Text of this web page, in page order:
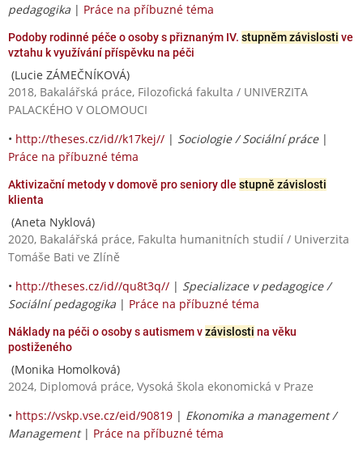
pedagogika | Práce na příbuzné téma
Podoby rodinné péče o osoby s přiznaným IV. stupněm závislosti ve
vztahu k využívání příspěvku na péči
(Lucie ZÁMEČNÍKOVÁ)
2018, Bakalářská práce, Filozofická fakulta / UNIVERZITA
PALACKÉHO V OLOMOUCI
• http://theses.cz/id//k17kej// | Sociologie / Sociální práce|
Práce na příbuzné téma
Aktivizační metody v domově pro seniory dle stupně závislosti
klienta
(Aneta Nyklová)
2020, Bakalářská práce, Fakulta humanitních studií / Univerzita
Tomáše Bati ve Zlíně
• http://theses.cz/id//qu8t3q// | Specializace v pedagogice /
Sociální pedagogika | Práce na příbuzné téma
Náklady na péči o osoby s autismem vzávislosti na věku
postiženého
(Monika Homolková)
2024, Diplomová práce, Vysoká škola ekonomická v Praze
• https://vskp.vse.cz/eid/90819 | Ekonomika a management /
Management| Práce na příbuzné téma